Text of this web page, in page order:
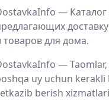
— Каталог
товаров для дома.
—
uy uchun kerakli
berish